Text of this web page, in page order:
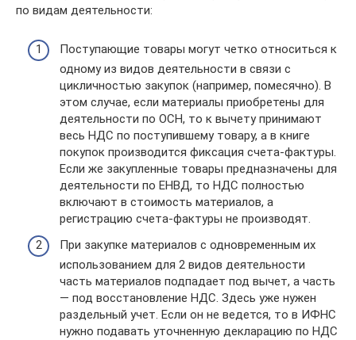
по видам деятельности:
Поступающие товары могут четко относиться к
одному из видов деятельности в связи с
цикличностью закупок (например, помесячно). В
этом случае, если материалы приобретены для
деятельности по ОСН, то к вычету принимают
весь НДС по поступившему товару, а в книге
покупок производится фиксация счета-фактуры.
Если же закупленные товары предназначены для
деятельности по ЕНВД, то НДС полностью
включают в стоимость материалов, а
регистрацию счета-фактуры не производят.
При закупке материалов с одновременным их
использованием для 2 видов деятельности
часть материалов подпадает под вычет, а часть
— под восстановление НДС. Здесь уже нужен
раздельный учет. Если он не ведется, то в ИФНС
нужно подавать уточненную декларацию по НДС